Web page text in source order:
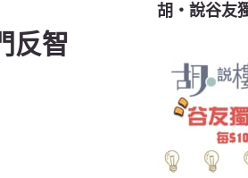
反智
胡‧說谷友